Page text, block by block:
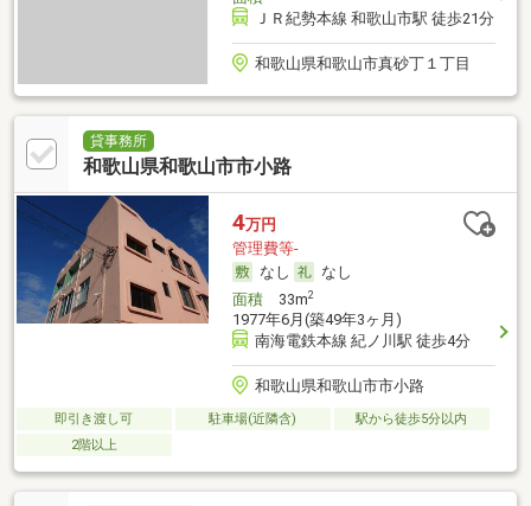
ＪＲ紀勢本線 和歌山市駅 徒歩21分
和歌山県和歌山市真砂丁１丁目
貸事務所
和歌山県和歌山市市小路
4万円
管理費等-
なし
なし
面積33m2
1977年6月(築49年3ヶ月)
南海電鉄本線 紀ノ川駅 徒歩4分
和歌山県和歌山市市小路
即引き渡し可 駐車場(近隣含)
駅から徒歩5分以内
2階以上